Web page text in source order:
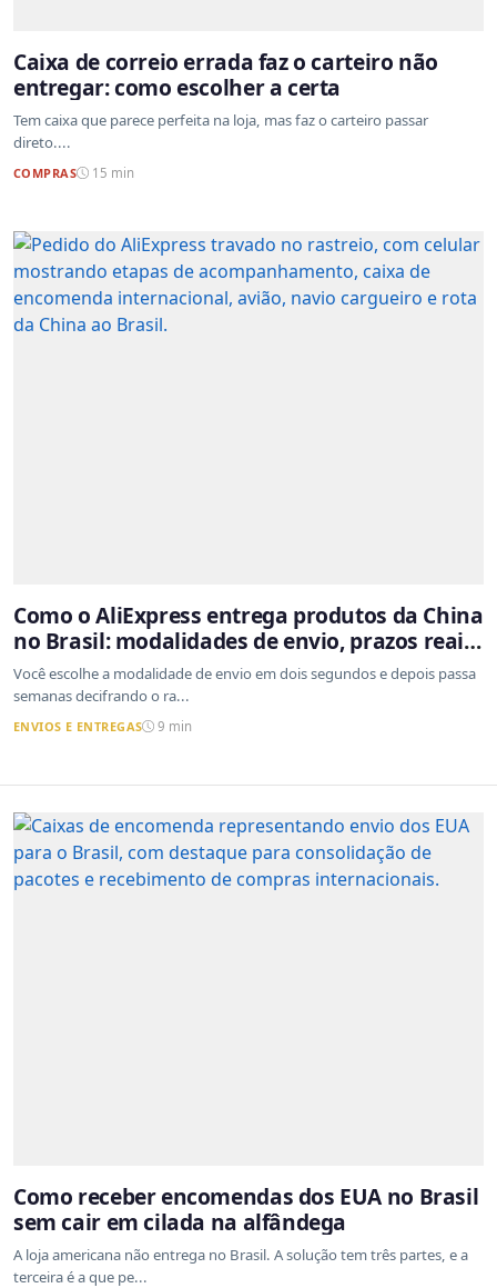
Caixa de correio errada faz o carteiro não
entregar: como escolher a certa
Tem caixa que parece perfeita na loja, mas faz o carteiro passar
direto....
COMPRAS 15 min
Como o AliExpress entrega produtos da China
no Brasil: modalidades de envio, prazos reais
e o que a Cainiao tem a ver com isso
Você escolhe a modalidade de envio em dois segundos e depois passa
semanas decifrando o ra...
ENVIOS E ENTREGAS 9 min
Como receber encomendas dos EUA no Brasil
sem cair em cilada na alfândega
A loja americana não entrega no Brasil. A solução tem três partes, e a
terceira é a que pe...